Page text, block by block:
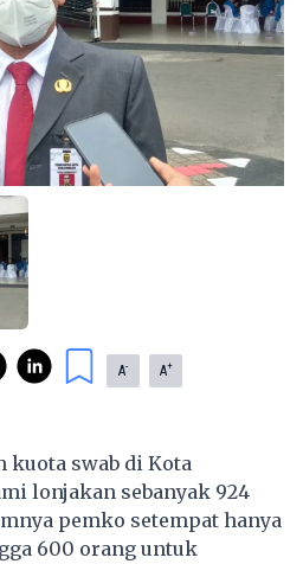
A- A+
kuota swab di Kota
lonjakan sebanyak 924
pemko setempat hanya
600 orang untuk